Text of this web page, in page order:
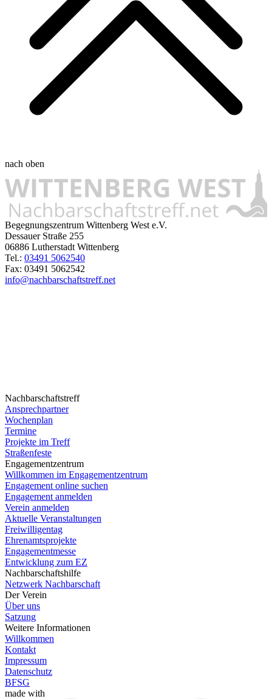
nach oben
Begegnungszentrum Wittenberg West e.V.
Dessauer Straße 255
06886 Lutherstadt Wittenberg
Tel.: 03491 5062540
Fax: 03491 5062542
info@nachbarschaftstreff.net
Nachbarschaftstreff
Ansprechpartner
Wochenplan
Termine
Projekte im Treff
Straßenfeste
Engagementzentrum
Willkommen im Engagementzentrum
Engagement online suchen
Engagement anmelden
Verein anmelden
Aktuelle Veranstaltungen
Freiwilligentag
Ehrenamtsprojekte
Engagementmesse
Entwicklung zum EZ
Nachbarschaftshilfe
Netzwerk Nachbarschaft
Der Verein
Über uns
Satzung
Weitere Informationen
Willkommen
Kontakt
Impressum
Datenschutz
BFSG
made with